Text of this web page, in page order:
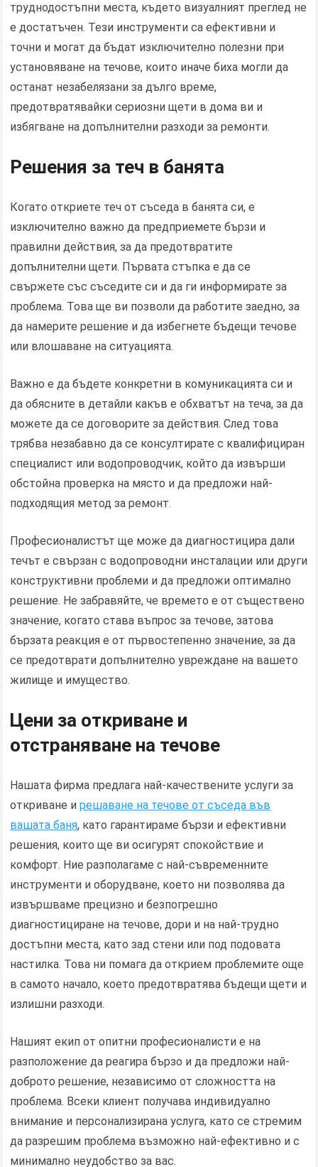
труднодостъпни места, където визуалният преглед не
е достатъчен. Тези инструменти са ефективни и
точни и могат да бъдат изключително полезни при
установяване на течове, които иначе биха могли да
останат незабелязани за дълго време,
предотвратявайки сериозни щети в дома ви и
избягване на допълнителни разходи за ремонти.
Решения за теч в банята
Когато откриете теч от съседа в банята си, е
изключително важно да предприемете бързи и
правилни действия, за да предотвратите
допълнителни щети. Първата стъпка е да се
свържете със съседите си и да ги информирате за
проблема. Това ще ви позволи да работите заедно, за
да намерите решение и да избегнете бъдещи течове
или влошаване на ситуацията.
Важно е да бъдете конкретни в комуникацията си и
да обясните в детайли какъв е обхватът на теча, за да
можете да се договорите за действия. След това
трябва незабавно да се консултирате с квалифициран
специалист или водопроводчик, който да извърши
обстойна проверка на място и да предложи най-
подходящия метод за ремонт.
Професионалистът ще може да диагностицира дали
течът е свързан с водопроводни инсталации или други
конструктивни проблеми и да предложи оптимално
решение. Не забравяйте, че времето е от съществено
значение, когато става въпрос за течове, затова
бързата реакция е от първостепенно значение, за да
се предотврати допълнително увреждане на вашето
жилище и имущество.
Цени за откриване и
отстраняване на течове
Нашата фирма предлага най-качествените услуги за
откриване ирешаване на течове от съседа във
вашата баня, като гарантираме бързи и ефективни
решения, които ще ви осигурят спокойствие и
комфорт. Ние разполагаме с най-съвременните
инструменти и оборудване, което ни позволява да
извършваме прецизно и безпогрешно
диагностициране на течове, дори и на най-трудно
достъпни места, като зад стени или под подовата
настилка. Това ни помага да открием проблемите още
в самото начало, което предотвратява бъдещи щети и
излишни разходи.
Нашият екип от опитни професионалисти е на
разположение да реагира бързо и да предложи най-
доброто решение, независимо от сложността на
проблема. Всеки клиент получава индивидуално
внимание и персонализирана услуга, като се стремим
да разрешим проблема възможно най-ефективно и с
минимално неудобство за вас.